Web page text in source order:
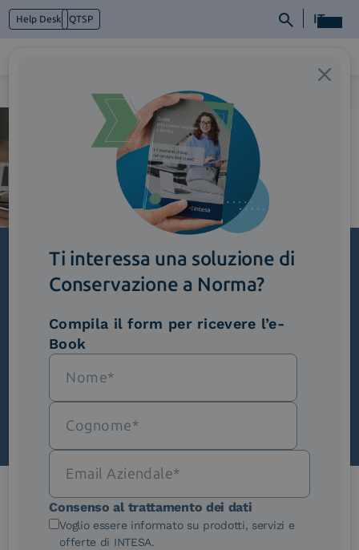
Help Desk QTSP IT
Cosa facciamo
Monarch_ConDafne
Iscriviti alla newsletter
Novità, iniziative ed eventi dal mondo della
trasformazione digitale.
Scopri InNews
Le nostre certificazioni
Ti interessa una soluzione di
Conservazione a Norma?
Compila il form per ricevere l’e-
Book
Consenso al trattamento dei dati
Voglio essere informato su prodotti, servizi e
offerte di INTESA.